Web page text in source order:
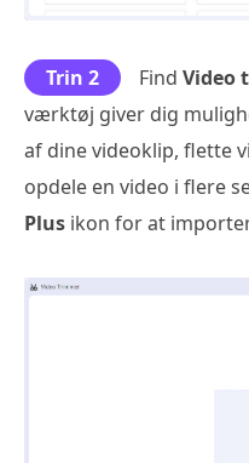
Trin 2 Find Video
værktøj giver dig
af dine videoklip, flette
opdele en video i flere
Plus ikon for at